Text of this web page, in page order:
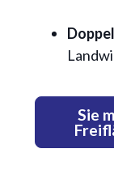
Sie